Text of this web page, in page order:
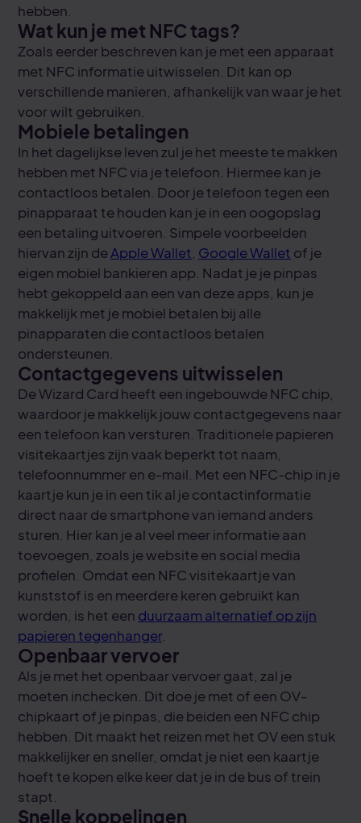
hebben.
Wat kun je met NFC tags?
Zoals eerder beschreven kan je met een apparaat
met NFC informatie uitwisselen. Dit kan op
verschillende manieren, afhankelijk van waar je het
voor wilt gebruiken.
Mobiele betalingen
In het dagelijkse leven zul je het meeste te makken
hebben met NFC via je telefoon. Hiermee kan je
contactloos betalen. Door je telefoon tegen een
pinapparaat te houden kan je in een oogopslag
een betaling uitvoeren. Simpele voorbeelden
hiervan zijn deApple Wallet Google Wallet of je
eigen mobiel bankieren app. Nadat je je pinpas
hebt gekoppeld aan een van deze apps, kun je
makkelijk met je mobiel betalen bij alle
pinapparaten die contactloos betalen
ondersteunen.
Contactgegevens uitwisselen
De Wizard Card heeft een ingebouwde NFC chip,
waardoor je makkelijk jouw contactgegevens naar
een telefoon kan versturen. Traditionele papieren
visitekaartjes zijn vaak beperkt tot naam,
telefoonnummer en e-mail. Met een NFC-chip in je
kaartje kun je in een tik al je contactinformatie
direct naar de smartphone van iemand anders
sturen. Hier kan je al veel meer informatie aan
toevoegen, zoals je website en social media
profielen. Omdat een NFC visitekaartje van
kunststof is en meerdere keren gebruikt kan
worden, is het een duurzaam alternatief op zijn
papieren tegenhanger.
Openbaar vervoer
Als je met het openbaar vervoer gaat, zal je
moeten inchecken. Dit doe je met of een OV-
chipkaart of je pinpas, die beiden een NFC chip
hebben. Dit maakt het reizen met het OV een stuk
makkelijker en sneller, omdat je niet een kaartje
hoeft te kopen elke keer dat je in de bus of trein
stapt.
Snelle koppelingen